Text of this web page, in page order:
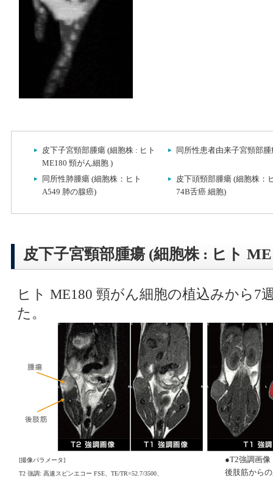
皮下子宮頸部腫瘍 (細胞株 : ヒト
ME180 頸がん細胞 )
同所性患者由来子宮頸部腫
同所性肺腫瘍 (細胞株：ヒト
A549 肺の腺癌)
皮下頭頸部腫瘍 (細胞株：
74B舌癌 細胞)
皮下子宮頸部腫瘍 (細胞株 : ヒト
ヒト ME180 頸がん細胞の植込みから7
た。
[撮像パラメータ]
T2 強調: 高速スピンエコー FSE、TE/TR=52.7/3500、
●T2強調画像
後肢筋から